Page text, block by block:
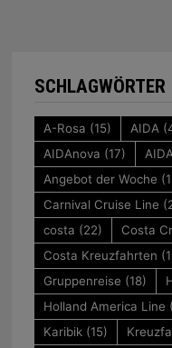
SCHLAGWÖRTER
A-Rosa (15) AIDA
AIDAnova (17)
Angebot der Woche
Carnival Cruise Line
costa (22) Costa
Costa Kreuzfahrten
Gruppenreise (18)
Holland America Line
Karibik(15)